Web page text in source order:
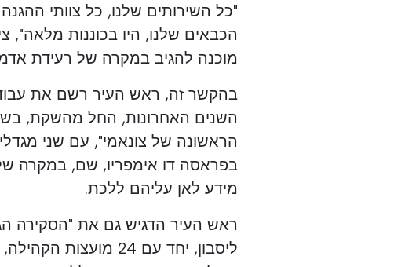
"כל השירותים שלנו, כל צוותי
הכבאים שלנו, היו בכוננות מלאה",
מוכנה להגיב במקרה של רעידת
בהקשר זה, ראש העיר רשם את
הראשונה של צונאמי", עם שני
בפראסה דו אימפריו, שם, במקרה
מידע לאן עליהם ללכת.
ראש העיר הדגיש גם את "הסקירה